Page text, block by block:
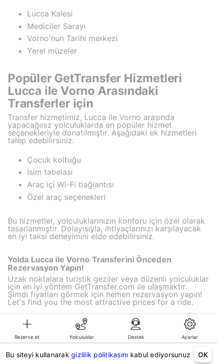
Rezerve et Yolculuklar Destek Ayarlar
Bu siteyi kullanarakgizlilik politikasını kabul ediyorsunuz OK
Lucca Kalesi
Mediciler Sarayı
Vorno'nun Tarihi merkezi
Yerel müzeler
Popüler GetTransfer Hizmetleri
Lucca ile Vorno Arasındaki
Transferler için
Transfer hizmetimiz, Lucca ile Vorno arasında
yapacağınız yolculuklarda en popüler hizmet
seçenekleriyle donatılmıştır. Aşağıdaki ek hizmetleri
talep edebilirsiniz:
Çocuk koltuğu
İsim tabelası
Araç içi Wi-Fi bağlantısı
Özel araç seçenekleri
Bu hizmetler, yolculuklarınızın konforu için özel olarak
tasarlanmıştır. Dolayısıyla, ihtiyaçlarınızı karşılayacak
en iyi taksi deneyimini elde edebilirsiniz.
Yolda Lucca ile Vorno Transferini Önceden
Rezervasyon Yapın!
Uzak noktalara turistik geziler veya düzenli yolculuklar
için en iyi yöntem GetTransfer.com ile ulaşmaktır.
Şimdi fiyatları görmek için hemen rezervasyon yapın!
Let's find you the most attractive prices for a ride.
©KG GLOBAL LIMITED. GetTransfer® is trademark of KG GLOBAL LIMITED.